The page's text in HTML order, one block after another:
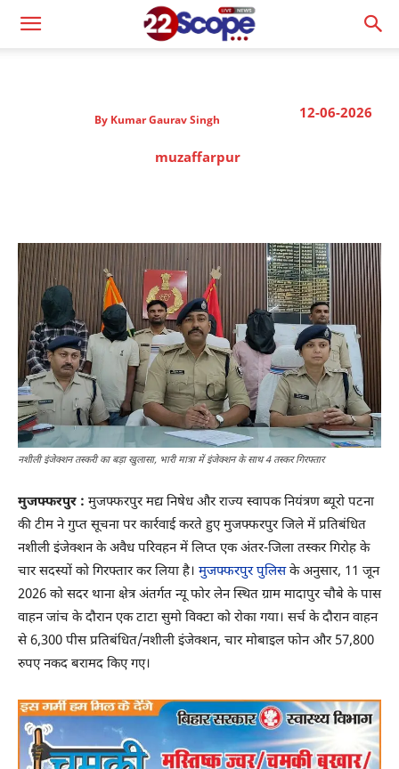
12-06-2026
By Kumar Gaurav Singh
muzaffarpur
नशीली इंजेक्शन तस्करी का बड़ा खुलासा, भारी मात्रा में इंजेक्शन के साथ 4 तस्कर गिरफ्तार
मुजफ्फरपुर : मुजफ्फरपुर मद्य निषेध और राज्य स्वापक नियंत्रण ब्यूरो पटना
की टीम ने गुप्त सूचना पर कार्रवाई करते हुए मुजफ्फरपुर जिले में प्रतिबंधित
नशीली इंजेक्शन के अवैध परिवहन में लिप्त एक अंतर-जिला तस्कर गिरोह के
चार सदस्यों को गिरफ्तार कर लिया है। मुजफ्फरपुर पुलिसके अनुसार, 11 जून
2026 को सदर थाना क्षेत्र अंतर्गत न्यू फोर लेन स्थित ग्राम मादापुर चौबे के पास
वाहन जांच के दौरान एक टाटा सुमो विक्टा को रोका गया। सर्च के दौरान वाहन
से 6,300 पीस प्रतिबंधित/नशीली इंजेक्शन, चार मोबाइल फोन और 57,800
रुपए नकद बरामद किए गए।